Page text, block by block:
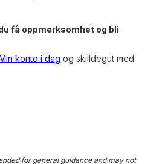
få oppmerksomhet og bli
konto i dag og skilldegut med
for general guidance and may not